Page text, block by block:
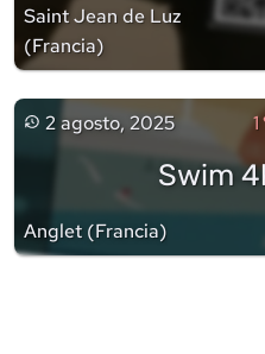
Saint Jean de Luz
(Francia)
2 agosto, 2025 1
Swim
Anglet (Francia)